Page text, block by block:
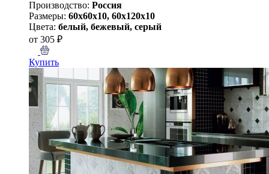
Производство: Россия
Размеры: 60x60x10, 60x120x10
Цвета: белый, бежевый, серый
от 305 ₽
Купить